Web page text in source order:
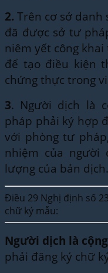
2. Trên cơ sở danh
đã được sở tư
niêm yết công
để tạo điều kiện
chứng thực trong
3. Người dịch là
pháp phải ký hợp
với phòng tư
nhiệm của người
lượng của bản dịch.
Điều 29 Nghị định số
chữ ký mẫu:
Người dịch là
phải đăng ký chữ